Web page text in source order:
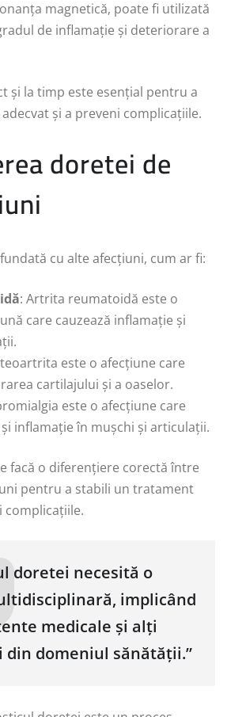
magnetică, poate fi utilizată
de inflamație și deteriorare a
și la timp este esențial pentru a
și a preveni complicațiile.
doretei de
cu alte afecțiuni, cum ar fi:
: Artrita reumatoidă este o
care cauzează inflamație și
este o afecțiune care
cartilajului și a oaselor.
este o afecțiune care
inflamație în mușchi și articulații.
facă o diferențiere corectă între
pentru a stabili un tratament
complicațiile.
doretei necesită o
implicând
medicale și alți
din domeniul sănătății.”